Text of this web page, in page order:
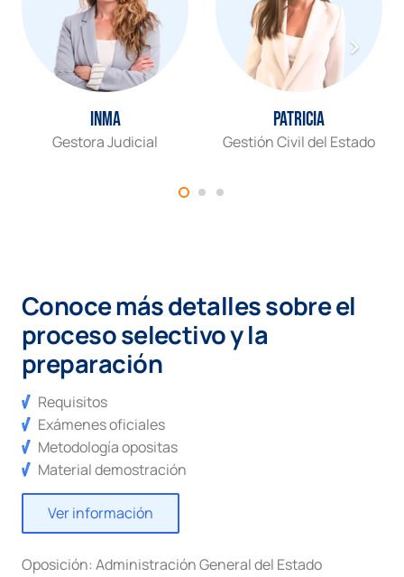
Inma
Gestora Judicial
Patricia
Gestión Civil del Estado
Conoce más detalles sobre el
proceso selectivo y la
preparación
Requisitos
Exámenes oficiales
Metodología opositas
Material demostración
Ver información
Oposición: Administración General del Estado